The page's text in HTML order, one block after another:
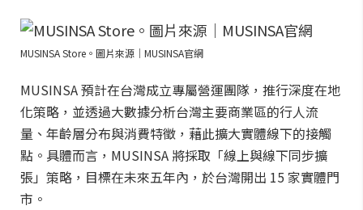
MUSINSA Store。圖片來源｜MUSINSA官網
MUSINSA 預計在台灣成立專屬營運團隊，推行深度在地
化策略，並透過大數據分析台灣主要商業區的行人流
量、年齡層分布與消費特徵，藉此擴大實體線下的接觸
點。具體而言，MUSINSA 將採取「線上與線下同步擴
張」策略，目標在未來五年內，於台灣開出 15 家實體門
市。